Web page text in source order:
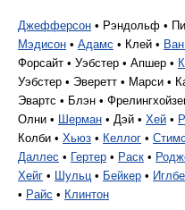
Джефферсон • Рэндольф •
Мэдисон • Адамс • Клей •
Форсайт • Уэбстер • Апшер •
Уэбстер • Эверетт • Марси •
Эвартс • Блэн •
Олни • Шерман • Дэй • Хей •
Колби • Хьюз • Келлог •
Даллес • Гертер • Раск •
Хейг • Шульц• Бейкер •
• Райс • Клинтон